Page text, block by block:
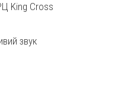
King Cross
звук